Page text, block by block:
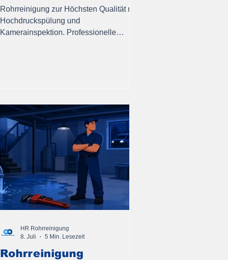
Rohrreinigung zur Höchsten Qualität mit
Hochdruckspülung und
Kamerainspektion. Professionelle
Rohrreinigung
HR Rohrreinigung
8. Juli
5 Min. Lesezeit